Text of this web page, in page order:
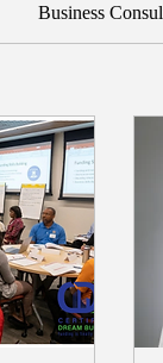
Business